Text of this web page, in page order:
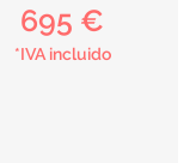
695 €
*IVA incluido